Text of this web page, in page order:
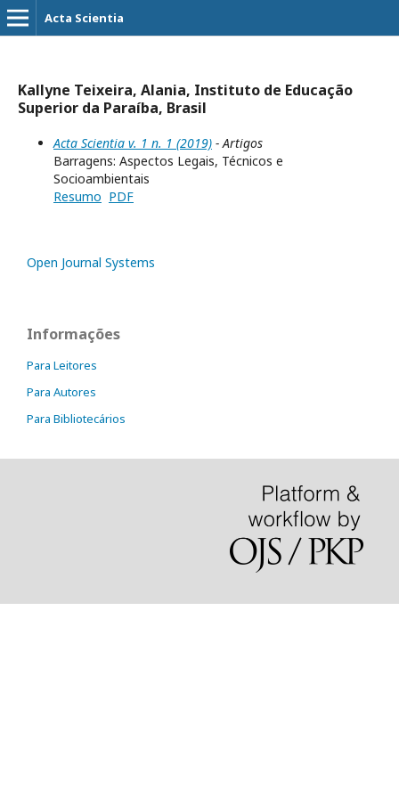
Acta Scientia
Kallyne Teixeira, Alania, Instituto de Educação
Superior da Paraíba, Brasil
Acta Scientia v. 1 n. 1 (2019) - Artigos
Barragens: Aspectos Legais, Técnicos e
Socioambientais
Resumo PDF
Open Journal Systems
Informações
Para Leitores
Para Autores
Para Bibliotecários